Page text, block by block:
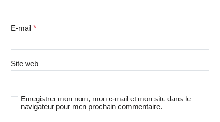
E-mail *
Site web
Enregistrer mon nom, mon e-mail et mon site dans le
navigateur pour mon prochain commentaire.